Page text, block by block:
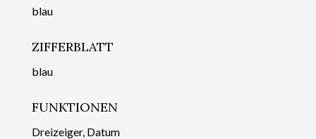
blau
ZIFFERBLATT
blau
FUNKTIONEN
Dreizeiger, Datum